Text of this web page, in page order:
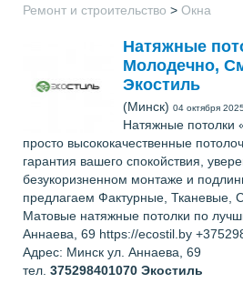
Ремонт и строительство > Окна
Натяжные
Молодечно,
Экостиль
(Минск) 04 октября 2025
Натяжные потолки
просто высококачественные
гарантия вашего спокойствия,
безукоризненном монтаже и
предлагаем Фактурные, Тканевые,
Матовые натяжные потолки по
Аннаева, 69 https://ecostil.by
Адрес: Минск ул. Аннаева, 69
тел. 375298401070 Экостиль